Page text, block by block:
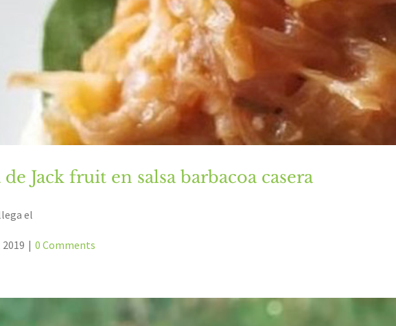
Jack fruit en salsa barbacoa casera
el
| 0 Comments